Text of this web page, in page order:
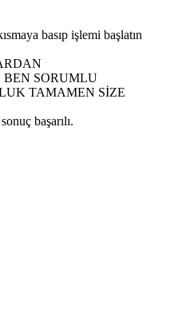
basıp işlemi başlatın
BEN SORUMLU
TAMAMEN SİZE
başarılı.